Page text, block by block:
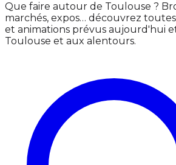
Que faire autour de Toulouse ?
marchés, expos… découvrez toutes
et animations prévus aujourd'hui
Toulouse et aux alentours.